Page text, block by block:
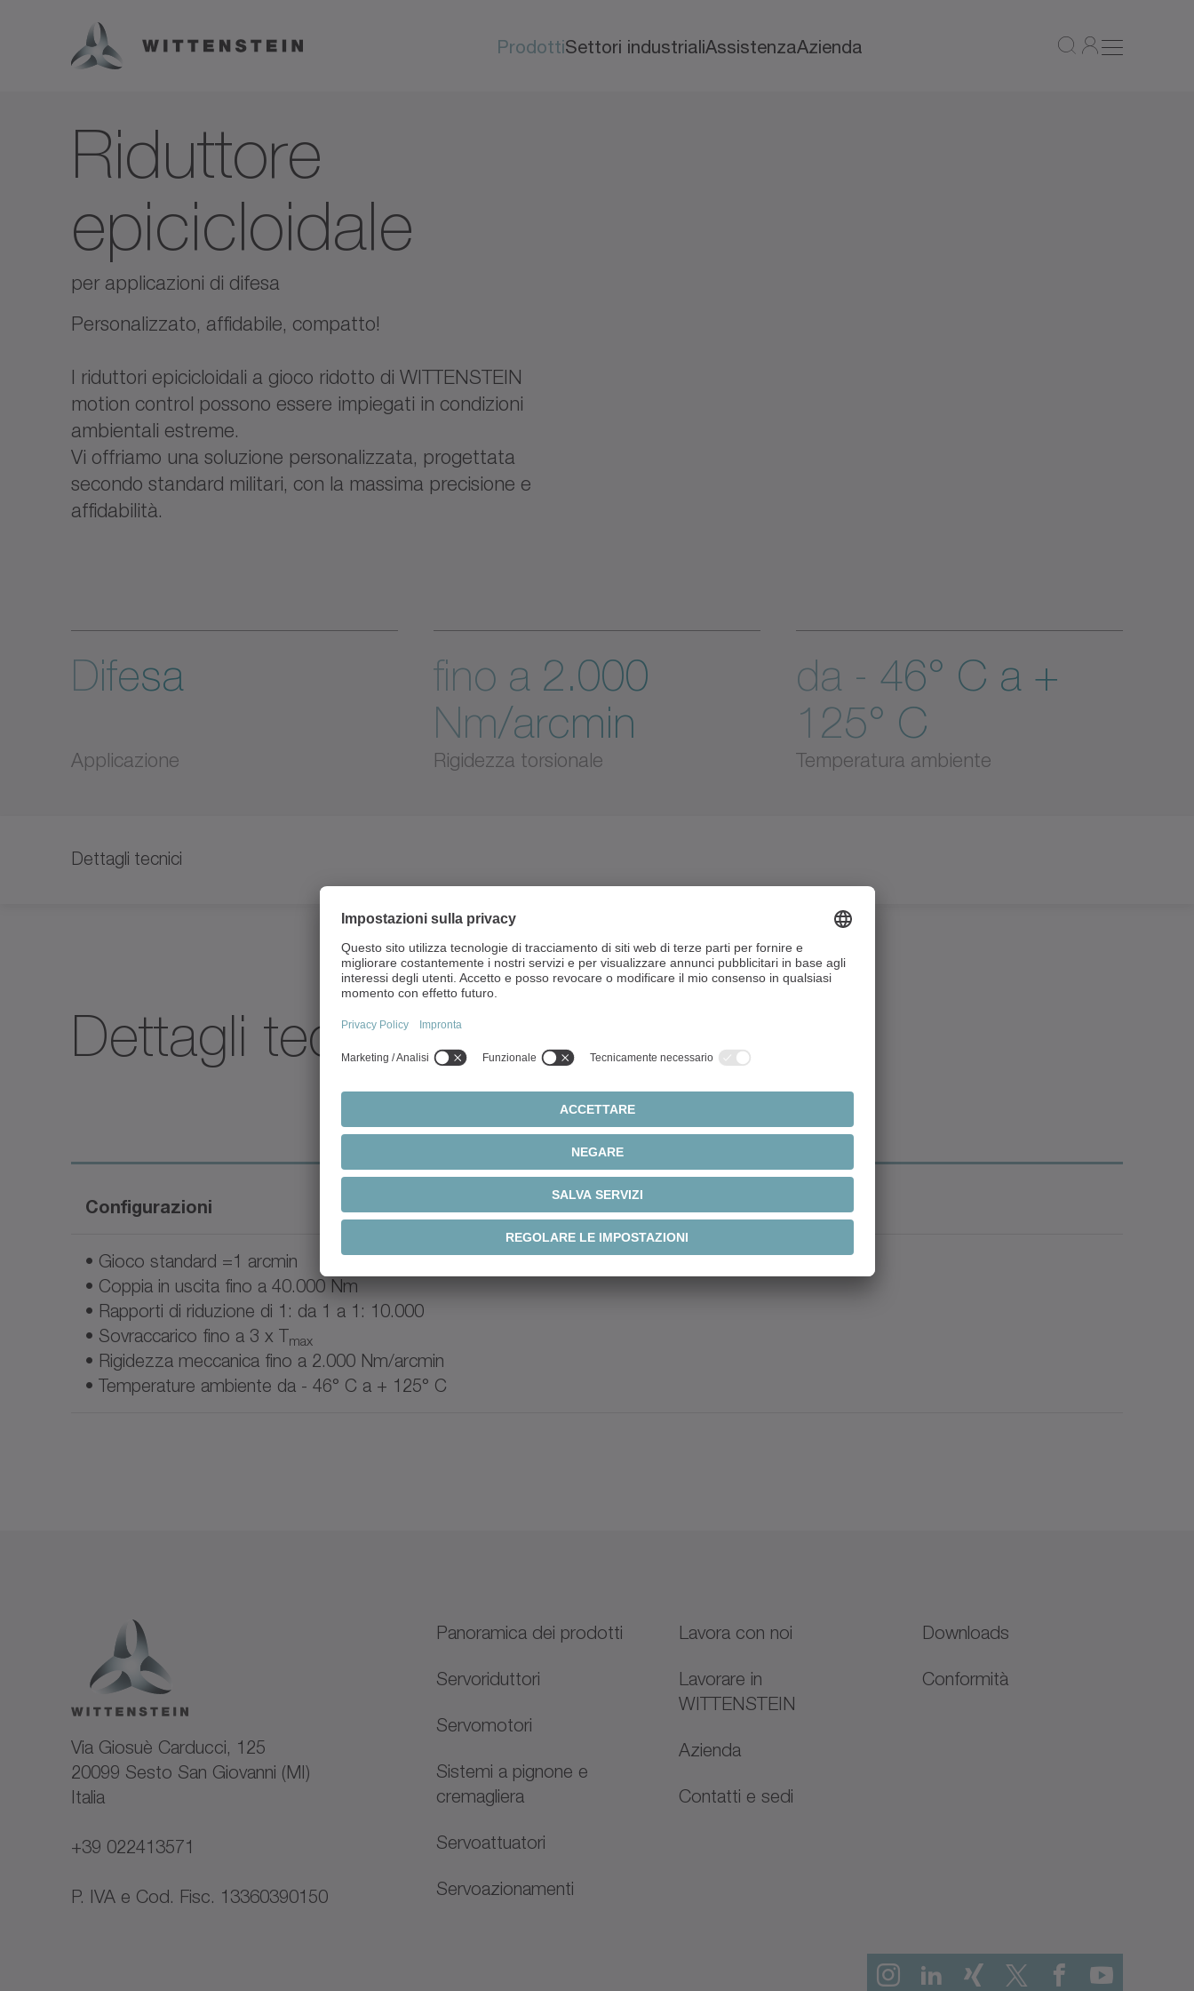
ProdottiSettori industrialiAssistenzaAzienda
Riduttore
epicicloidale
per applicazioni di difesa
Personalizzato, affidabile, compatto!
I riduttori epicicloidali a gioco ridotto di WITTENSTEIN
motion control possono essere impiegati in condizioni
ambientali estreme.
Vi offriamo una soluzione personalizzata, progettata
secondo standard militari, con la massima precisione e
affidabilità.
Difesa
Applicazione
fino a 2.000
Nm/arcmin
Rigidezza torsionale
da - 46° C a +
125° C
Temperatura ambiente
Dettagli tecnici
Dettagli tecnici
Dati tecnici
Configurazioni
• Gioco standard =1 arcmin
• Coppia in uscita fino a 40.000 Nm
• Rapporti di riduzione di 1: da 1 a 1: 10.000
• Sovraccarico fino a 3 x Tmax
• Rigidezza meccanica fino a 2.000 Nm/arcmin
• Temperature ambiente da - 46° C a + 125° C
Via Giosuè Carducci, 125
20099 Sesto San Giovanni (MI)
Italia
+39 022413571
P. IVA e Cod. Fisc. 13360390150
Panoramica dei prodotti
Servoriduttori
Servomotori
Sistemi a pignone e
cremagliera
Servoattuatori
Servoazionamenti
Lavora con noi
Lavorare in
WITTENSTEIN
Azienda
Contatti e sedi
Downloads
Conformità